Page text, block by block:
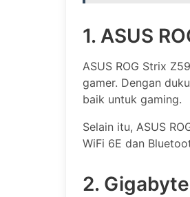
1. ASUS
ASUS ROG Strix
gamer. Dengan
baik untuk gaming.
Selain itu, ASUS
WiFi 6E dan
2.